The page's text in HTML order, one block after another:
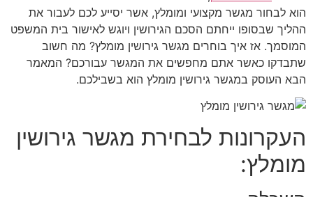
הוא לבחור מגשר מקצועי ומומלץ, אשר יסייע לכם לעבור את
ההליך שבסופו ייחתם הסכם הגירושין ויוגש לאישור בית המשפט
המוסמך. אז איך בוחרים מגשר גירושין מומלץ? מה חשוב
שתבדקו כאשר אתם מחפשים את המגשר עבורכם? המאמר
הבא העוסק במגשר גירושין מומלץ הוא בשבילכם.
העקרונות לבחירת מגשר גירושין
מומלץ: